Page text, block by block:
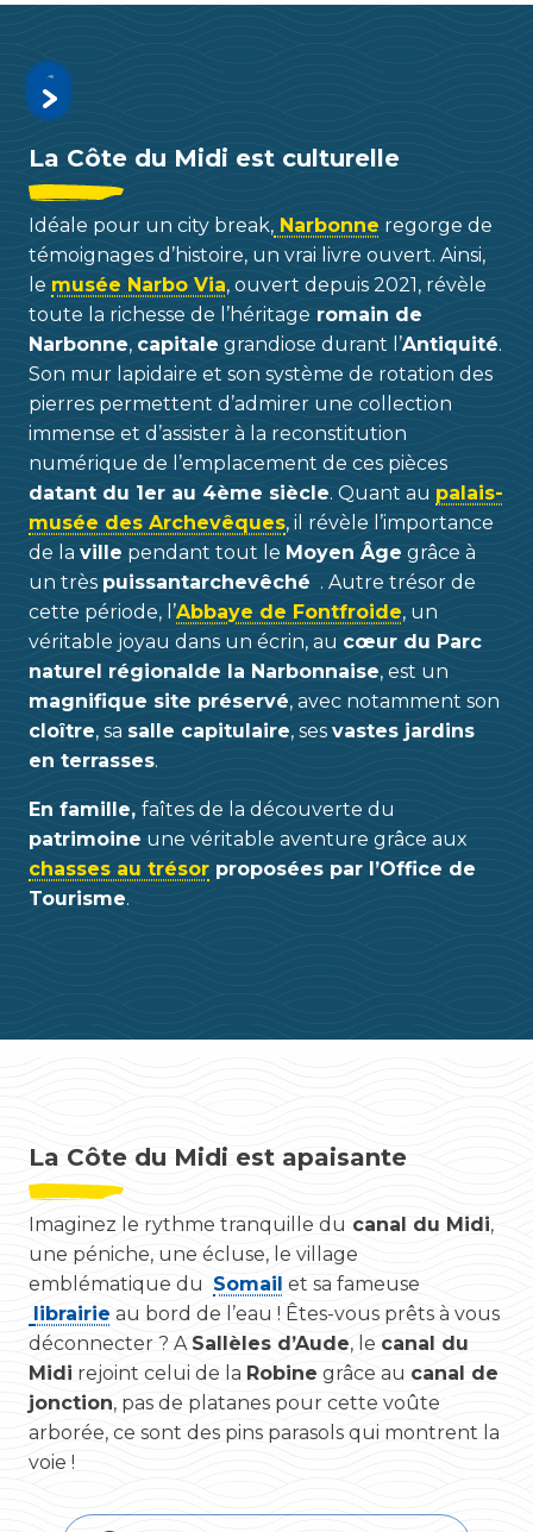
La Côte du Midi est culturelle
Idéale pour un city break, Narbonne regorge de
témoignages d’histoire, un vrai livre ouvert. Ainsi,
le musée Narbo Via, ouvert depuis 2021, révèle
toute la richesse de l’héritage romain de
Narbonne, capitale grandiose durant l’Antiquité.
Son mur lapidaire et son système de rotation des
pierres permettent d’admirer une collection
immense et d’assister à la reconstitution
numérique de l’emplacement de ces pièces
datant du 1er au 4ème siècle. Quant au palais-
musée des Archevêques, il révèle l’importance
de la ville pendant tout le Moyen Âge grâce à
un très puissantarchevêché . Autre trésor de
cette période, l’Abbaye de Fontfroide, un
véritable joyau dans un écrin, au cœur du Parc
naturel régionalde la Narbonnaise, est un
magnifique site préservé, avec notamment son
cloître, sa salle capitulaire, ses vastes jardins
en terrasses.
En famille, faîtes de la découverte du
patrimoine une véritable aventure grâce aux
chasses au trésor proposées par l’Office de
Tourisme.
La Côte du Midi est apaisante
Imaginez le rythme tranquille du canal du Midi,
une péniche, une écluse, le village
emblématique du Somail et sa fameuse
librairie au bord de l’eau ! Êtes-vous prêts à vous
déconnecter ? A Sallèles d’Aude, le canal du
Midi rejoint celui de la Robine grâce au canal de
jonction, pas de platanes pour cette voûte
arborée, ce sont des pins parasols qui montrent la
voie !